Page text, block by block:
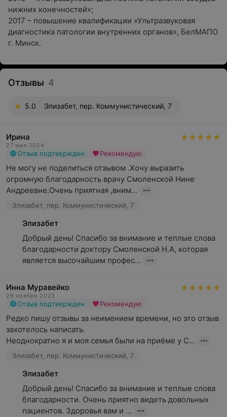
нижних конечностей»;
2017 – повышение квалификации «Ультразвуковая
диагностика патологии внутренних органов», БелМАПО
г. Минск.
Отзывы 4
5.0 Элизабет, пер. Коммунистический, 7
Ирина
27 мая 2024
Отзыв подтвержден Рекомендую
Не могу не поделиться отзывом .Хочу выразить
огромную благодарность врачу Смоленской Нине
Андреевне.Очень приятная ,вним...
Элизабет, пер. Коммунистический, 7
Элизабет
Добрый день! Спасибо за внимание и теплые слова
благодарности доктору Смоленской Н.А, которая
является высочайшим профес...
Инна Муравейко
26 ноября 2023
Отзыв подтвержден Рекомендую
Редко пишу отзывы за неимением времени, но это отзыв
захотелось написать.
Неоднократно я и моя семья были на приёме у С...
Элизабет, пер. Коммунистический, 7
Элизабет
Добрый день! Спасибо за внимание и теплые слова
благодарности. Очень приятно видеть довольных
пациентов. Здоровья вам и ...